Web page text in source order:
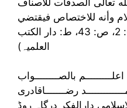
وأنه للاختصاص فيقتضي
اختصاصهم باستحقاقها(ج: 2، ص: 43، ط: دار الکتب
العلمیہ)
اعلـــــــــم بالصــــــــواب
رضـــــــاقادری
دارالفکر درگاہ روڈ